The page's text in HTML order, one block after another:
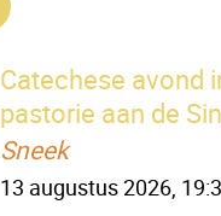
Catechese avond
pastorie aan de
Sneek
13 augustus 2026,